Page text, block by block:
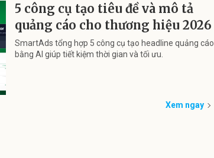
5 công cụ tạo tiêu đề và mô tả
quảng cáo cho thương hiệu 2026
SmartAds tổng hợp 5 công cụ tạo headline quảng cáo
bằng AI giúp tiết kiệm thời gian và tối ưu.
Xem ngay